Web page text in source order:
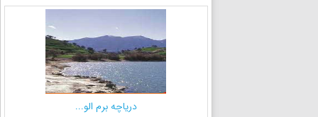
دریاچه برم الو...